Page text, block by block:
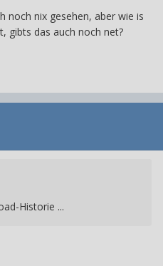
noch nix gesehen, aber wie is
gibts das auch noch net?
Historie ...